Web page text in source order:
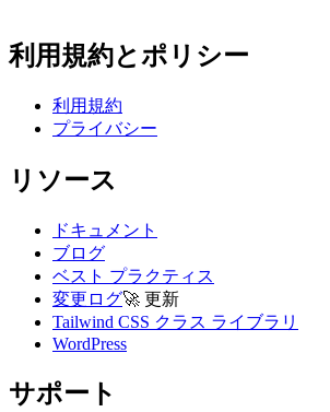
利用規約とポリシー
利用規約
プライバシー
リソース
ドキュメント
ブログ
ベスト プラクティス
変更ログ🚀 更新
Tailwind CSS クラス ライブラリ
WordPress
サポート